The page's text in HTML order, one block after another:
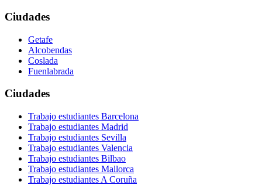
Ciudades
Getafe
Alcobendas
Coslada
Fuenlabrada
Ciudades
Trabajo estudiantes Barcelona
Trabajo estudiantes Madrid
Trabajo estudiantes Sevilla
Trabajo estudiantes Valencia
Trabajo estudiantes Bilbao
Trabajo estudiantes Mallorca
Trabajo estudiantes A Coruña